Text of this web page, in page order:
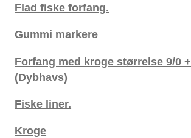
Flad fiske forfang.
Gummi markere
Forfang med kroge størrelse 9/0 +
(Dybhavs)
Fiske liner.
Kroge